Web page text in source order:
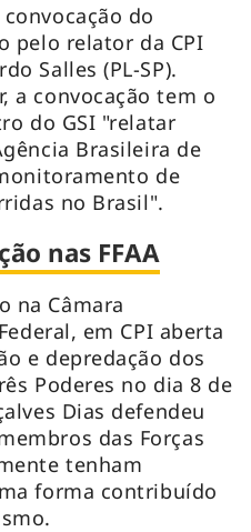
do
pelo relator da CPI
Salles (PL-SP).
a convocação tem o
do GSI "relatar
Brasileira de
de
no Brasil".
nas FFAA
na Câmara
em CPI aberta
e depredação dos
Poderes no dia 8 de
Dias defendeu
das Forças
tenham
forma contribuído